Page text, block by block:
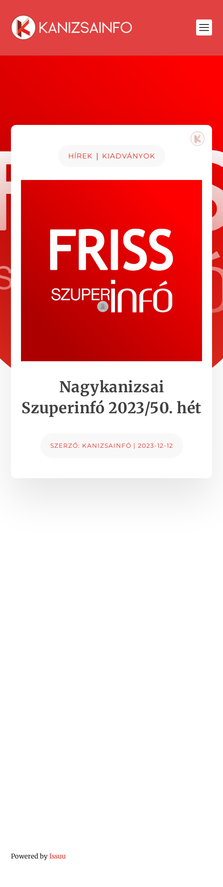
HÍREK | KIADVÁNYOK
Nagykanizsai
Szuperinfó 2023/50. hét
SZERZŐ: KANIZSAINFÓ | 2023-12-12
Powered byIssuu